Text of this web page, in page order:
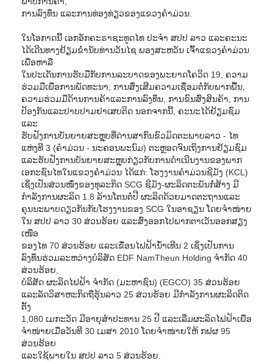
ການລົງທຶນ ແລະການທ່ອງທ່ຽວຂອງແຂວງຄຳມ່ວນ.
ໃນໂອກາດນີ້ ເອກອັກຄະຣາຊະທູດໄທ ປະຈຳ ສປປ ລາວ ແລະຄະນະ
ໄດ້ເດີນທາງຢ້ຽມຂໍ່ານັບທ່ານວັນໄຊ ພອງສະຫວັນ ເຈົ້າແຂວງຄຳມ່ວນ
ເພື່ອຫາລື
ໃນປະເດັນການຮັບມືກັບການລະບາດຂອງພະຍາດໂຄວິດ 19, ຄວາມ
ຮ່ວມມືເພື່ອການພັດທະນາ, ການສົ່ງເສີມຄວາມເຊື່ອມຕໍ່ກັບພາກພື້ນ,
ຄວາມຮ່ວມມືດ້ານການຄ້າແລະການລົງທຶນ, ການຂົນສົ່ງສິນຄ້າ, ການ
ປ້ອງກັນແລະປາບປາມຢາເສບຕິດ ນອກຈາກນີ້, ຄະນະໄດ້ຢ້ຽມຊົມ
ແລະ
ຮັບຟັງການບັນຍາຍສະຫຼຸບທີ່ດ່ານສາກົນຂົວມິດຕະພາບລາວ - ໄທ
ແຫ່ງທີ 3 (ຄຳມ່ວນ - ນະຄອນພະນົມ) ຕະຫຼອດຈົນເຖິງການຢ້ຽມຊົມ
ແລະຮັບຟັງການບັນຍາຍສະຫຼຸບກ່ຽວກັບການດຳເນີນງານຂອງພາກ
ເອກະຊົນໄທໃນແຂວງຄຳມ່ວນ ໄດ້ແກ່: ໂຮງງານຄຳມ່ວນຊີມັງ (KCL)
ເຊິ່ງເປັນສ່ວນໜຶ່ງຂອງທຸລະກິດ SCG ຊີມັງ-ຜະລິດຕະພັນກໍ່ສ້າງ ມີ
ກຳລັງການຜະລິດ 1.8 ລ້ານໂຕນຕໍ່ປີ ຜະລິດດ້ວຍມາດຕະຖານແລະ
ຄຸນນະພາບດຽວກັນກັບໂຮງງານຂອງ SCG ໃນອາຊຽນ ໂດຍຈຳໜ່າຍ
ໃນ ສປປ ລາວ 30 ສ່ວນຮ້ອຍ ແລະສົ່ງອອກໄປພາກຕາເວັນອອກສຽງ
ເໜືອ
ຂອງໄທ 70 ສ່ວນຮ້ອຍ ແລະເຂື່ອນໄຟຟ້ານ້ຳເທີນ 2 ເຊິ່ງເປັນການ
ລົງທຶນຮ່ວມລະຫວ່າງບໍລິສັດ EDF NamTheun Holding ຈຳກັດ 40
ສ່ວນຮ້ອຍ,
ບໍລິສັດ ຜະລິດໄຟຟ້າ ຈຳກັດ (ມະຫາຊົນ) (EGCO) 35 ສ່ວນຮ້ອຍ
ແລະລັດວິສາຫະກິດຖືຮຸ້ນລາວ 25 ສ່ວນຮ້ອຍ ມີກຳລັງການຜະລິດຕິດ
ຕັ້ງ
1,080 ເມກະວັດ ມີອາຍຸສຳປະທານ 25 ປີ ແລະເລີ່ມຜະລິດໄຟຟ້າເພື່ອ
ຈຳໜ່າຍເມື່ອວັນທີ 30 ເມສາ 2010 ໂດຍຈຳໜ່າຍໃຫ້ ກຟຜ 95
ສ່ວນຮ້ອຍ
ແລະໃຊ້ພາຍໃນ ສປປ ລາວ 5 ສ່ວນຮ້ອຍ.